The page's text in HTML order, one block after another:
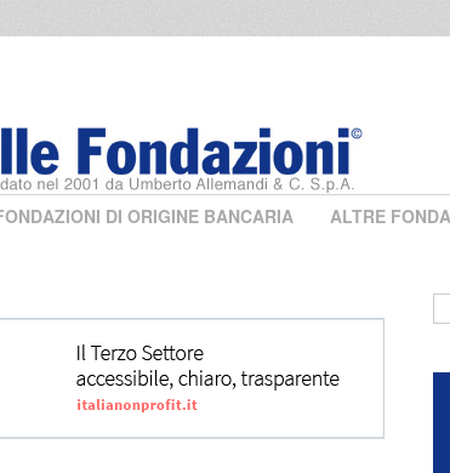
DI ORIGINE BANCARIA ALTRE